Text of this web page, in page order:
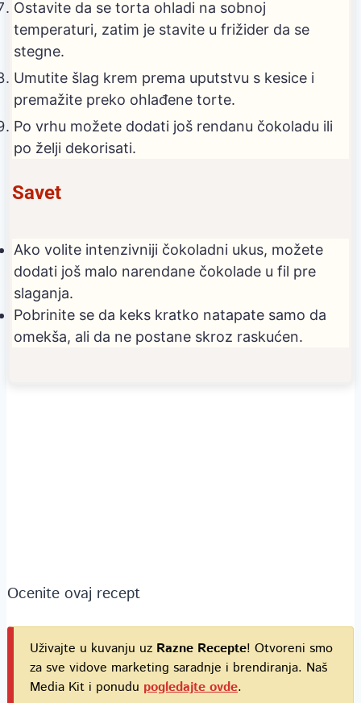
Ostavite da se torta ohladi na sobnoj
temperaturi, zatim je stavite u frižider da se
stegne.
Umutite šlag krem prema uputstvu s kesice i
premažite preko ohlađene torte.
Po vrhu možete dodati još rendanu čokoladu ili
po želji dekorisati.
Savet
Ako volite intenzivniji čokoladni ukus, možete
dodati još malo narendane čokolade u fil pre
slaganja.
Pobrinite se da keks kratko natapate samo da
omekša, ali da ne postane skroz raskućen.
Ocenite ovaj recept
Uživajte u kuvanju uz Razne Recepte! Otvoreni smo
za sve vidove marketing saradnje i brendiranja. Naš
Media Kit i ponudu pogledajte ovde.